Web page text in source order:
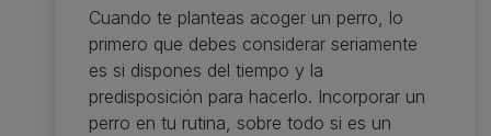
Cuando te planteas acoger un perro, lo
primero que debes considerar seriamente
es si dispones del tiempo y la
predisposición para hacerlo. Incorporar un
perro en tu rutina, sobre todo si es un